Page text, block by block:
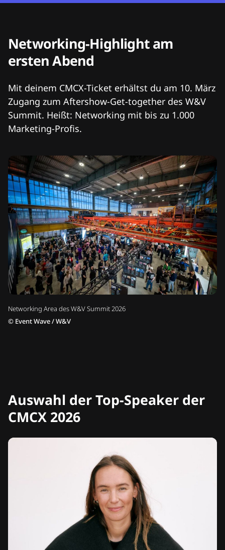
Networking Area des W&V Summit 2026
© Event Wave / W&V
Networking-Highlight am
ersten Abend
Mit deinem CMCX-Ticket erhältst du am 10. März
Zugang zum Aftershow-Get-together des W&V
Summit. Heißt: Networking mit bis zu 1.000
Marketing-Profis.
Auswahl der Top-Speaker der
CMCX 2026